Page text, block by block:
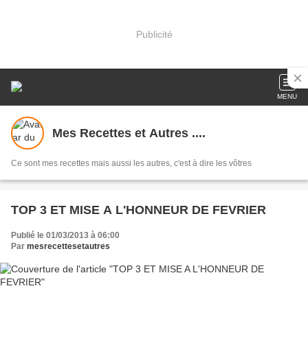
Publicité
MENU
Mes Recettes et Autres ....
Ce sont mes recettes mais aussi les autres, c'est à dire les vôtres
TOP 3 ET MISE A L'HONNEUR DE FEVRIER
Publié le 01/03/2013 à 06:00
Par mesrecettesetautres